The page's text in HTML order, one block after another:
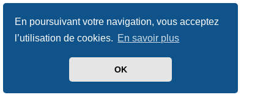
En poursuivant votre navigation, vous acceptez
l’utilisation de cookies. En savoir plus
OK